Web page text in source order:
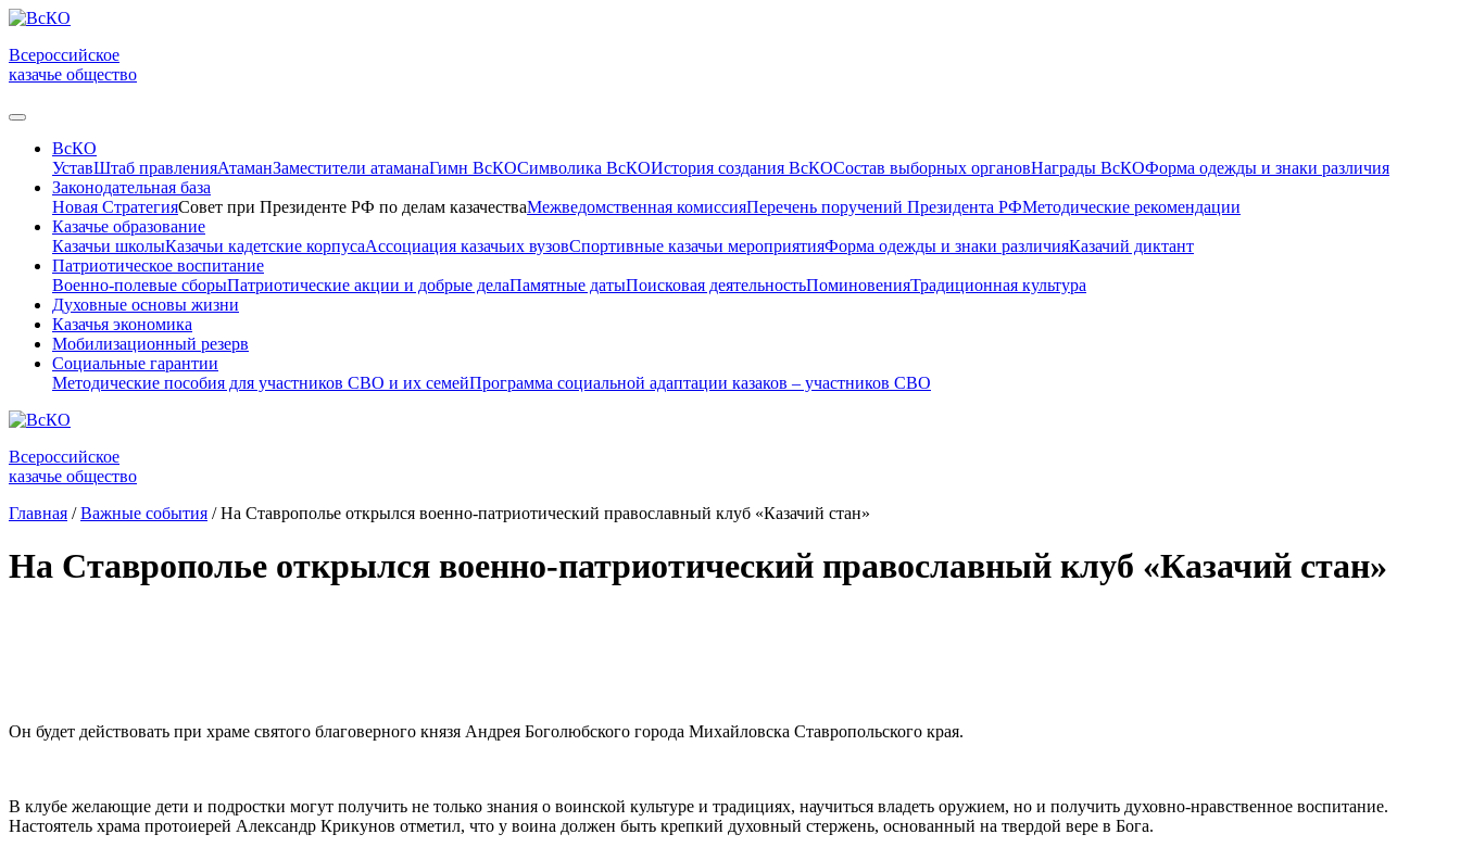
Всероссийское
казачье общество
ВсКО
УставШтаб правленияАтаманЗаместители атаманаГимн ВсКОСимволика ВсКОИстория создания ВсКОСостав выборных органовНаграды ВсКОФорма одежды и знаки различия
Законодательная база
Новая СтратегияСовет при Президенте РФ по делам казачестваМежведомственная комиссияПеречень поручений Президента РФМетодические рекомендации
Казачье образование
Казачьи школыКазачьи кадетские корпусаАссоциация казачьих вузовСпортивные казачьи мероприятияФорма одежды и знаки различияКазачий диктант
Патриотическое воспитание
Военно-полевые сборыПатриотические акции и добрые делаПамятные датыПоисковая деятельностьПоминовенияТрадиционная культура
Духовные основы жизни
Казачья экономика
Мобилизационный резерв
Социальные гарантии
Методические пособия для участников СВО и их семейПрограмма социальной адаптации казаков – участников СВО
Всероссийское
казачье общество
Главная / Важные события / На Ставрополье открылся военно-патриотический православный клуб «Казачий стан»
На Ставрополье открылся военно-патриотический православный клуб «Казачий стан»
Он будет действовать при храме святого благоверного князя Андрея Боголюбского города Михайловска Ставропольского края.
В клубе желающие дети и подростки могут получить не только знания о воинской культуре и традициях, научиться владеть оружием, но и получить духовно-нравственное воспитание.
Настоятель храма протоиерей Александр Крикунов отметил, что у воина должен быть крепкий духовный стержень, основанный на твердой вере в Бога.